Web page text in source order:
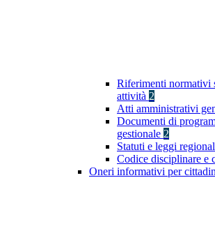
Riferimenti normativi
attività 2
Atti amministrativi
Documenti di
gestionale 2
Statuti e leggi
Codice disciplinare e
Oneri informativi per